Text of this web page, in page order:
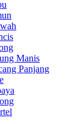
Manis
Panjang